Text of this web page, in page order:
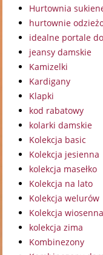
Hurtownia
hurtownie
idealne portale
jeansy damskie
Kamizelki
Kardigany
Klapki
kod rabatowy
kolarki damskie
Kolekcja basic
Kolekcja jesienna
kolekcja masełko
Kolekcja na lato
Kolekcja welurów
Kolekcja wiosenna
kolekcja zima
Kombinezony